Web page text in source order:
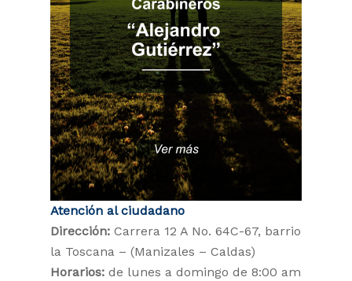
Atención al ciudadano
Dirección: Carrera 12 A No. 64C-67, barrio
la Toscana – (Manizales – Caldas)
Horarios: de lunes a domingo de 8:00 am